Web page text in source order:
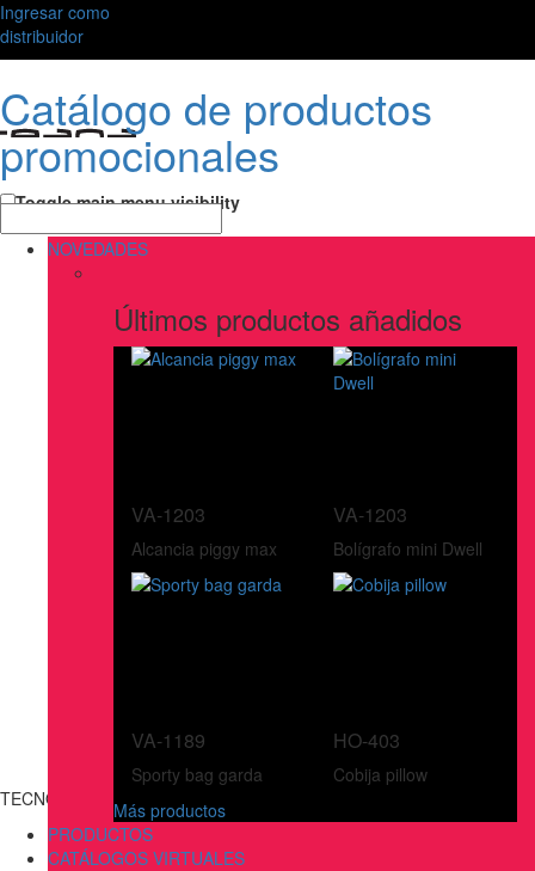
Ingresar como
distribuidor
Catálogo de productos
promocionales
Toggle main menu visibility
NOVEDADES
Últimos productos añadidos
VA-1203
Alcancia piggy max
VA-1203
Bolígrafo mini Dwell
VA-1189
Sporty bag garda
HO-403
Cobija pillow
Más productos
PRODUCTOS
CATÁLOGOS VIRTUALES
TECNOLOGÍA